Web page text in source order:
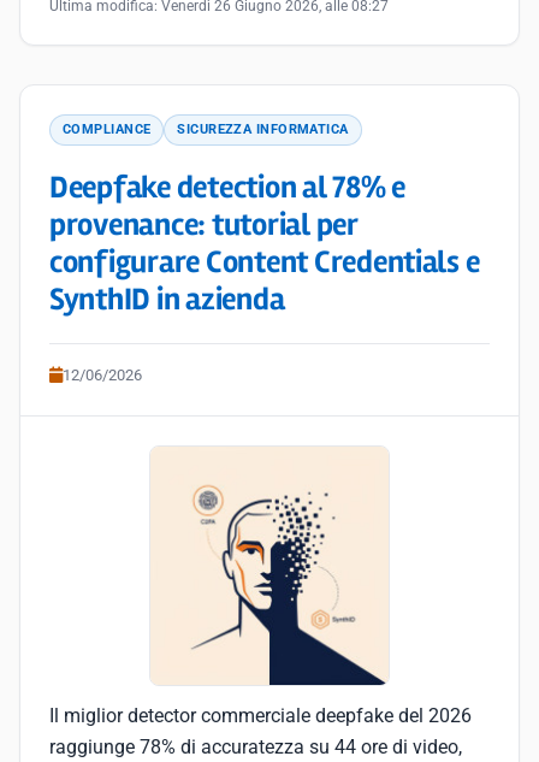
Ultima modifica: Venerdì 26 Giugno 2026, alle 08:27
COMPLIANCE SICUREZZA INFORMATICA
Deepfake detection al 78% e
provenance: tutorial per
configurare Content Credentials e
SynthID in azienda
12/06/2026
Il miglior detector commerciale deepfake del 2026
raggiunge 78% di accuratezza su 44 ore di video,